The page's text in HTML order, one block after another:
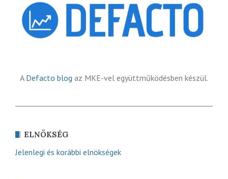
A Defacto blog az MKE-vel együttműködésben készül.
ELNÖKSÉG
Jelenlegi és korábbi elnökségek